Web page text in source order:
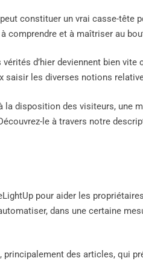
constituer un vrai casse-tête
comprendre et à maîtriser au
d’hier deviennent bien
saisir les diverses notions
la disposition des visiteurs, une
le à travers notre
pour aider les
dans une certaine
des articles, qui